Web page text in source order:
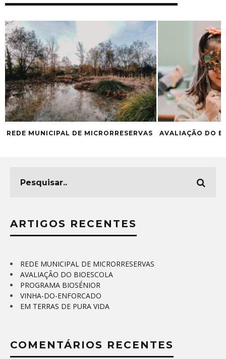
REDE MUNICIPAL DE MICRORRESERVAS AVALIAÇÃO DO
ARTIGOS RECENTES
REDE MUNICIPAL DE MICRORRESERVAS
AVALIAÇÃO DO BIOESCOLA
PROGRAMA BIOSÉNIOR
VINHA-DO-ENFORCADO
EM TERRAS DE PURA VIDA
COMENTÁRIOS RECENTES